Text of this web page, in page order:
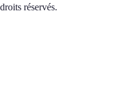
réservés.